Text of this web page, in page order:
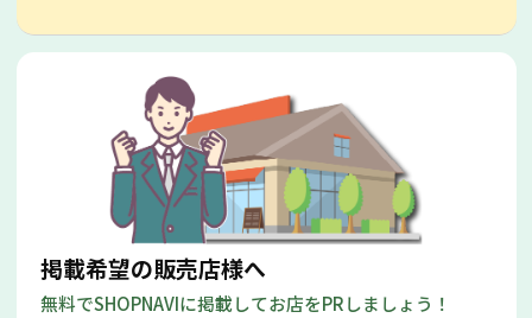
掲載希望の販売店様へ
無料でSHOPNAVIに掲載してお店をPRしましょう！